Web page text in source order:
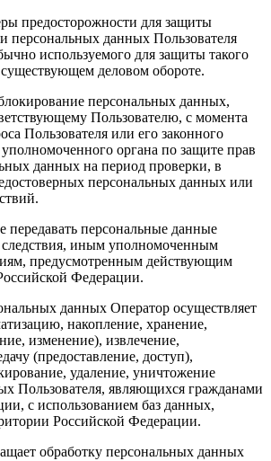
предосторожности для защиты
персональных данных Пользователя
используемого для защиты такого
деловом обороте.
персональных данных,
Пользователю, с момента
Пользователя или его законного
органа по защите прав
данных на период проверки, в
персональных данных или
передавать персональные данные
следствия, иным уполномоченным
предусмотренным действующим
Федерации.
данных Оператор осуществляет
накопление, хранение,
изменение), извлечение,
(предоставление, доступ),
удаление, уничтожение
Пользователя, являющихся гражданами
с использованием баз данных,
Российской Федерации.
обработку персональных данных